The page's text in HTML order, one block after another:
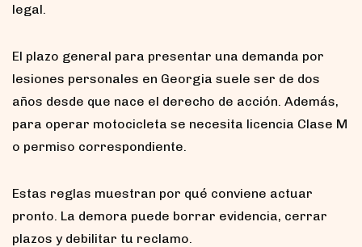
legal.
El plazo general para presentar una demanda por
lesiones personales en Georgia suele ser de dos
años desde que nace el derecho de acción. Además,
para operar motocicleta se necesita licencia Clase M
o permiso correspondiente.
Estas reglas muestran por qué conviene actuar
pronto. La demora puede borrar evidencia, cerrar
plazos y debilitar tu reclamo.